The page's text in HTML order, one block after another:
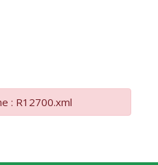
: R12700.xml